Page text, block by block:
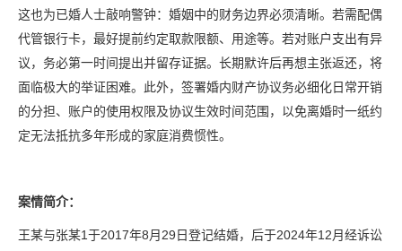
这也为已婚人士敲响警钟：婚姻中的财务边界必须清晰。若需配偶
代管银行卡，最好提前约定取款限额、用途等。若对账户支出有异
议，务必第一时间提出并留存证据。长期默许后再想主张返还，将
面临极大的举证困难。此外，签署婚内财产协议务必细化日常开销
的分担、账户的使用权限及协议生效时间范围，以免离婚时一纸约
定无法抵抗多年形成的家庭消费惯性。
案情简介：
王某与张某1于2017年8月29日登记结婚，后于2024年12月经诉讼